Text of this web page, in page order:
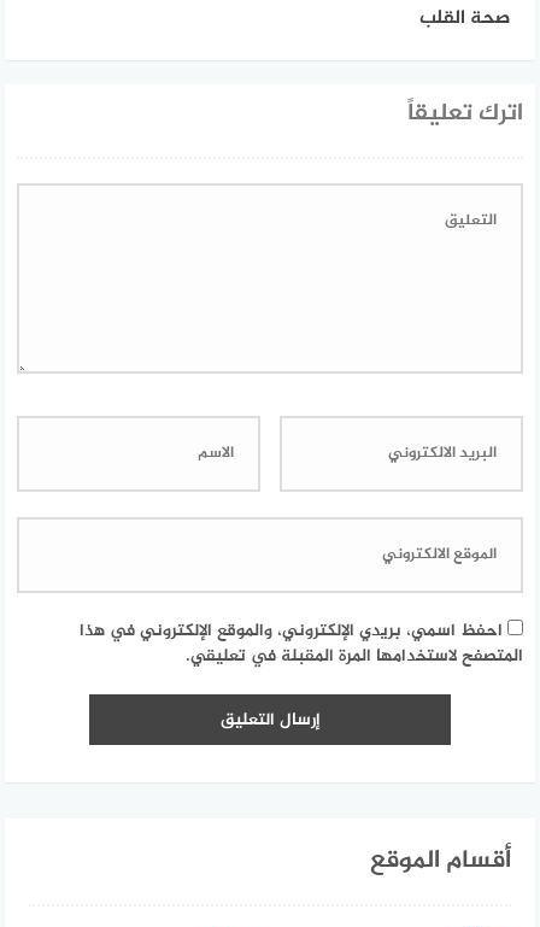
صحة القلب
اترك تعليقاً
احفظ اسمي، بريدي الإلكتروني، والموقع الإلكتروني في هذا
المتصفح لاستخدامها المرة المقبلة في تعليقي.
أقسام الموقع